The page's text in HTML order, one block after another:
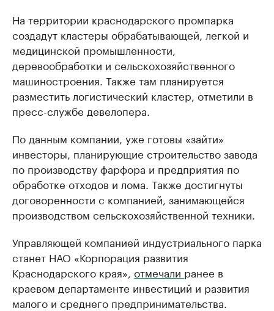
На территории краснодарского промпарка
создадут кластеры обрабатывающей, легкой и
медицинской промышленности,
деревообработки и сельскохозяйственного
машиностроения. Также там планируется
разместить логистический кластер, отметили в
пресс-службе девелопера.
По данным компании, уже готовы «зайти»
инвесторы, планирующие строительство завода
по производству фарфора и предприятия по
обработке отходов и лома. Также достигнуты
договоренности с компанией, занимающейся
производством сельскохозяйственной техники.
Управляющей компанией индустриального парка
станет НАО «Корпорация развития
Краснодарского края», отмечали ранее в
краевом департаменте инвестиций и развития
малого и среднего предпринимательства.